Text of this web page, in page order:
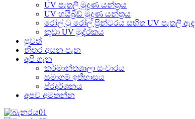
UV පැතලි මුද්‍රණ යන්ත්‍රය
UV හයිබ්‍රිඩ් මුද්‍රණ යන්ත්‍රය
රෝල් ටු රෝල් ප්‍රින්ටරය සහිත UV පැතලි ඇඳ
කුඩා UV මුද්රකය
පුවත්
නිතර අසන පැන
අපි ගැන
කර්මාන්තශාලා සංචාරය
සමාගම් ඉතිහාසය
ප්රදර්ශනය
අපව අමතන්න